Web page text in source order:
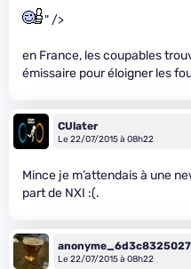
" />
en France, les coupables
émissaire pour éloigner les
CUlater
Le 22/07/2015 à 08h22
Mince je m’attendais à une
part de NXI :(.
Le 22/07/2015 à 08h22